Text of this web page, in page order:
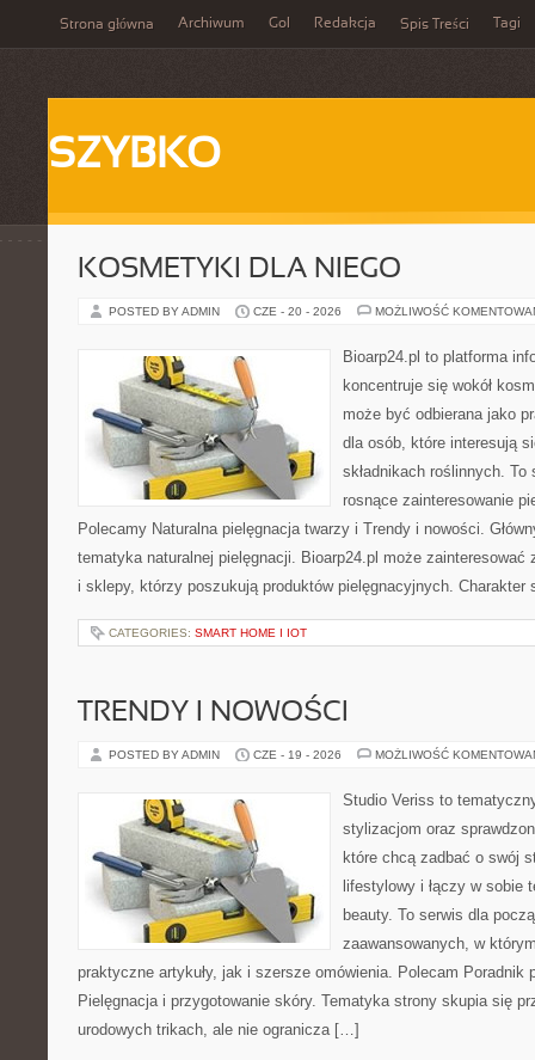
Strona główna Archiwum Gol Redakcja Spis Treści Tagi
SZYBKO
KOSMETYKI DLA NIEGO
POSTED BY ADMIN CZE - 20 - 2026 MOŻLIWOŚĆ
Bioarp24.pl to platforma
koncentruje się wokół
może być odbierana jako
dla osób, które interesują
składnikach roślinnych.
rosnące zainteresowanie
Polecamy Naturalna pielęgnacja twarzy i Trendy i nowości.
tematyka naturalnej pielęgnacji. Bioarp24.pl może zainteresować
i sklepy, którzy poszukują produktów pielęgnacyjnych.
CATEGORIES: SMART HOME I IOT
TRENDY I NOWOŚCI
POSTED BY ADMIN CZE - 19 - 2026 MOŻLIWOŚĆ
Studio Veriss to
stylizacjom oraz
które chcą zadbać o swój
lifestylowy i łączy w sobie
beauty. To serwis dla
zaawansowanych, w
praktyczne artykuły, jak i szersze omówienia. Polecam
Pielęgnacja i przygotowanie skóry. Tematyka strony skupia się
urodowych trikach, ale nie ogranicza […]